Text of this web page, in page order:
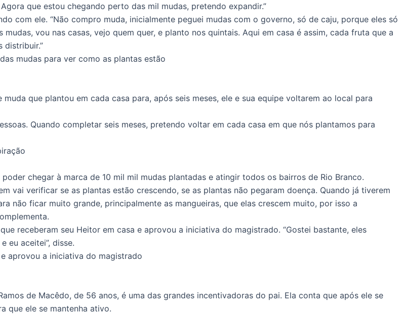
que estou chegando perto das mil mudas, pretendo expandir.”
com ele. “Não compro muda, inicialmente peguei mudas com o governo, só de caju, porque eles só
vou nas casas, vejo quem quer, e planto nos quintais. Aqui em casa é assim, cada fruta que a
distribuir.”
mudas para ver como as plantas estão
que plantou em cada casa para, após seis meses, ele e sua equipe voltarem ao local para
Quando completar seis meses, pretendo voltar em cada casa em que nós plantamos para
chegar à marca de 10 mil mil mudas plantadas e atingir todos os bairros de Rio Branco.
vai verificar se as plantas estão crescendo, se as plantas não pegaram doença. Quando já tiverem
não ficar muito grande, principalmente as mangueiras, que elas crescem muito, por isso a
receberam seu Heitor em casa e aprovou a iniciativa do magistrado. “Gostei bastante, eles
eu aceitei”, disse.
aprovou a iniciativa do magistrado
de Macêdo, de 56 anos, é uma das grandes incentivadoras do pai. Ela conta que após ele se
que ele se mantenha ativo.